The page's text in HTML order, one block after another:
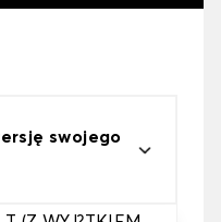
swojego